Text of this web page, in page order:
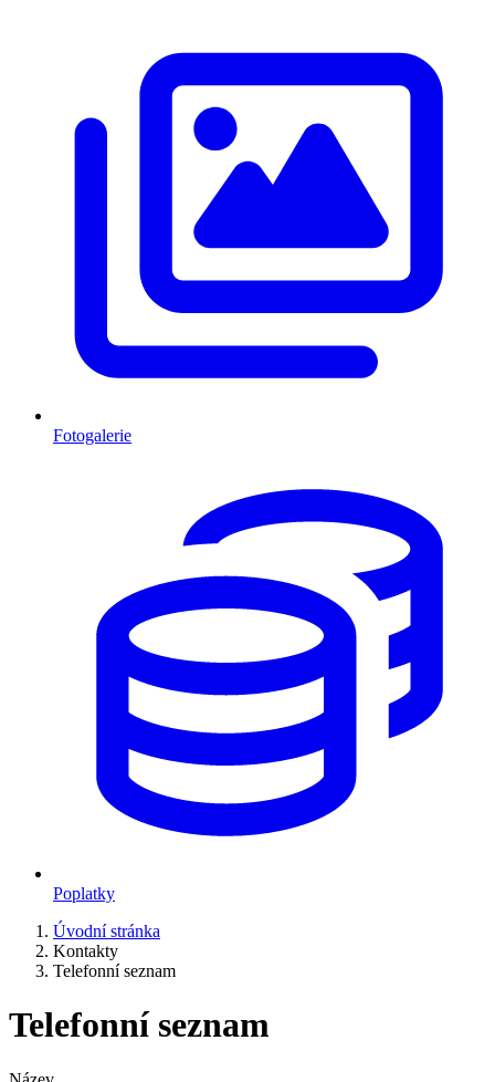
Fotogalerie
Poplatky
Úvodní stránka
Kontakty
Telefonní seznam
Telefonní seznam